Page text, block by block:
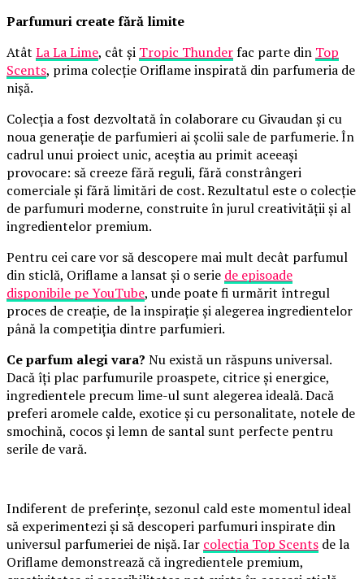
Parfumuri create fără limite
Atât La La Lime, cât și Tropic Thunderfac parte din Top
Scents, prima colecție Oriflame inspirată din parfumeria de
nișă.
Colecția a fost dezvoltată în colaborare cu Givaudan și cu
noua generație de parfumieri ai școlii sale de parfumerie. În
cadrul unui proiect unic, aceștia au primit aceeași
provocare: să creeze fără reguli, fără constrângeri
comerciale și fără limitări de cost. Rezultatul este o colecție
de parfumuri moderne, construite în jurul creativității și al
ingredientelor premium.
Pentru cei care vor să descopere mai mult decât parfumul
din sticlă, Oriflame a lansat și o serie de episoade
disponibile pe YouTube, unde poate fi urmărit întregul
proces de creație, de la inspirație și alegerea ingredientelor
până la competiția dintre parfumieri.
Ce parfum alegi vara? Nu există un răspuns universal.
Dacă îți plac parfumurile proaspete, citrice și energice,
ingredientele precum lime-ul sunt alegerea ideală. Dacă
preferi aromele calde, exotice și cu personalitate, notele de
smochină, cocos și lemn de santal sunt perfecte pentru
serile de vară.
Indiferent de preferințe, sezonul cald este momentul ideal
să experimentezi și să descoperi parfumuri inspirate din
universul parfumeriei de nișă. Iar colecția Top Scents de la
Oriflame demonstrează că ingredientele premium,